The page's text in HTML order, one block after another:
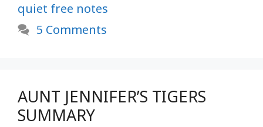
quiet free notes
5 Comments
AUNT JENNIFER’S TIGERS
SUMMARY